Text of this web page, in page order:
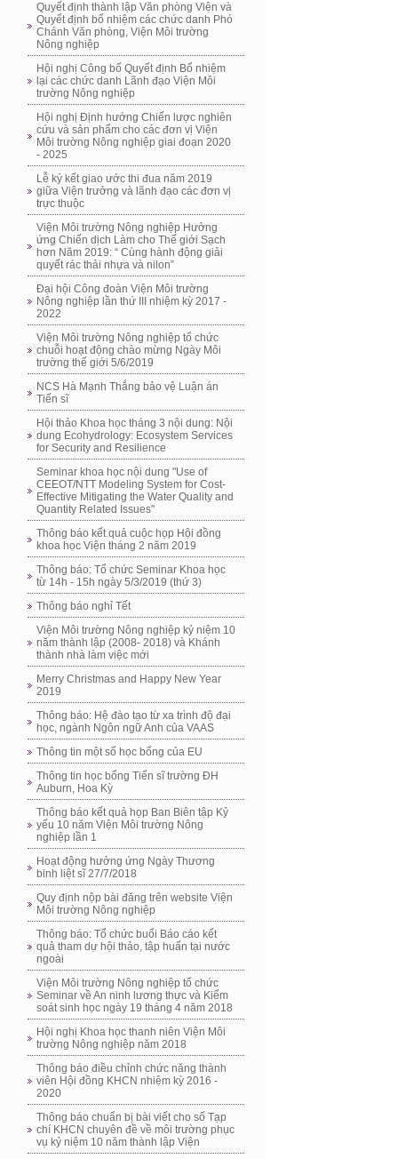
Quyết định thành lập Văn phòng Viện và
Quyết định bổ nhiệm các chức danh Phó
Chánh Văn phòng, Viện Môi trường
Nông nghiệp
Hội nghị Công bố Quyết định Bổ nhiệm
lại các chức danh Lãnh đạo Viện Môi
trường Nông nghiệp
Hội nghị Định hướng Chiến lược nghiên
cứu và sản phẩm cho các đơn vị Viện
Môi trường Nông nghiệp giai đoạn 2020
- 2025
Lễ ký kết giao ước thi đua năm 2019
giữa Viện trưởng và lãnh đạo các đơn vị
trực thuộc
Viện Môi trường Nông nghiệp Hưởng
ứng Chiến dịch Làm cho Thế giới Sạch
hơn Năm 2019: “ Cùng hành động giải
quyết rác thải nhựa và nilon”
Đại hội Công đoàn Viện Môi trường
Nông nghiệp lần thứ III nhiệm kỳ 2017 -
2022
Viện Môi trường Nông nghiệp tổ chức
chuỗi hoạt động chào mừng Ngày Môi
trường thế giới 5/6/2019
NCS Hà Mạnh Thắng bảo vệ Luận án
Tiến sĩ
Hội thảo Khoa học tháng 3 nội dung: Nội
dung Ecohydrology: Ecosystem Services
for Security and Resilience
Seminar khoa học nội dung "Use of
CEEOT/NTT Modeling System for Cost-
Effective Mitigating the Water Quality and
Quantity Related Issues"
Thông báo kết quả cuộc họp Hội đồng
khoa học Viện tháng 2 năm 2019
Thông báo: Tổ chức Seminar Khoa học
từ 14h - 15h ngày 5/3/2019 (thứ 3)
Thông báo nghỉ Tết
Viện Môi trường Nông nghiệp kỷ niệm 10
năm thành lập (2008- 2018) và Khánh
thành nhà làm việc mới
Merry Christmas and Happy New Year
2019
Thông báo: Hệ đào tạo từ xa trình độ đại
học, ngành Ngôn ngữ Anh của VAAS
Thông tin một số học bổng của EU
Thông tin học bổng Tiến sĩ trường ĐH
Auburn, Hoa Kỳ
Thông báo kết quả họp Ban Biên tập Kỷ
yếu 10 năm Viện Môi trường Nông
nghiệp lần 1
Hoạt động hưởng ứng Ngày Thương
binh liệt sĩ 27/7/2018
Quy định nộp bài đăng trên website Viện
Môi trường Nông nghiệp
Thông báo: Tổ chức buổi Báo cáo kết
quả tham dự hội thảo, tập huấn tại nước
ngoài
Viện Môi trường Nông nghiệp tổ chức
Seminar về An ninh lương thực và Kiểm
soát sinh học ngày 19 tháng 4 năm 2018
Hội nghị Khoa học thanh niên Viện Môi
trường Nông nghiệp năm 2018
Thông báo điều chỉnh chức năng thành
viên Hội đồng KHCN nhiệm kỳ 2016 -
2020
Thông báo chuẩn bị bài viết cho số Tạp
chí KHCN chuyên đề về môi trường phục
vụ kỷ niệm 10 năm thành lập Viện